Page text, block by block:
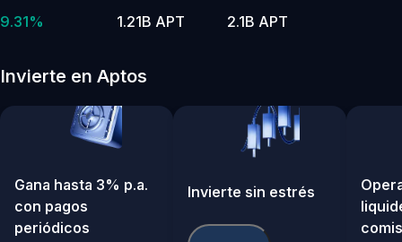
9.31%
1.21B APT
2.1B APT
Invierte en Aptos
Gana hasta 3% p.a.
con pagos
periódicos
Invierte sin estrés